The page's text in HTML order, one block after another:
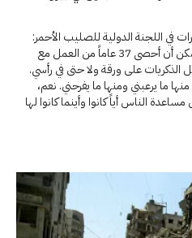
في اللجنة الدولية للصليب الأحمر:
"ذاكرتي باتت عبثية وانتقائية، لا يمكن أن أحصى 37 عاماً من العمل مع
الذكريات على ورقة ولا حتى في رأسي.
ما يرعبني ومنها ما يفرحني. نعم،
الناس أياً كانوا وأينما كانوا لها